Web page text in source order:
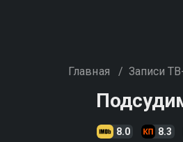
Главная / Записи
8.0 8.3